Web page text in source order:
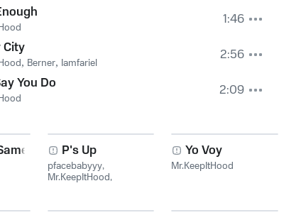
1:46
City
, Berner, Iamfariel
2:56
You Do
2:09
The Same P's Up
pfacebabyyy,
Mr.KeepItHood,
Yo Voy
Mr.KeepItHood